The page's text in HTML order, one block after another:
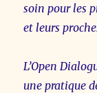
soin pour les
et leurs
L’Open
une pratique